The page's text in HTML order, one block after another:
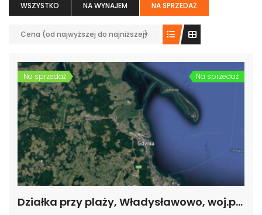
WSZYSTKO NA WYNAJEM NA SPRZEDAŻ
Cena (od najwyższej do najniższej)
Na sprzedaż Na sprzedaż
Działka przy plaży, Władysławowo, woj.pomorskie